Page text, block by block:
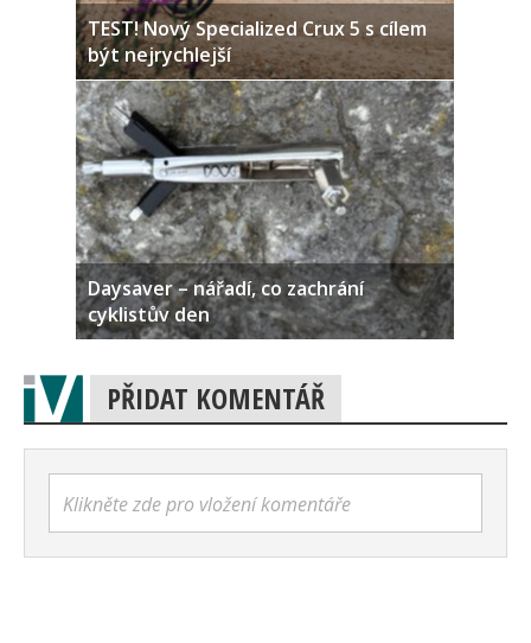
TEST! Nový Specialized Crux 5 s cílem
být nejrychlejší
Daysaver – nářadí, co zachrání
cyklistův den
PŘIDAT KOMENTÁŘ
Klikněte zde pro vložení komentáře